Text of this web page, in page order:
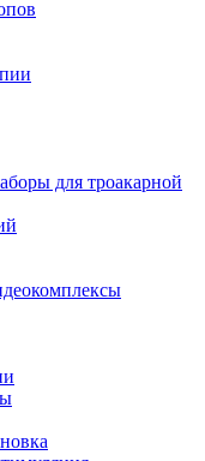
для троакарной